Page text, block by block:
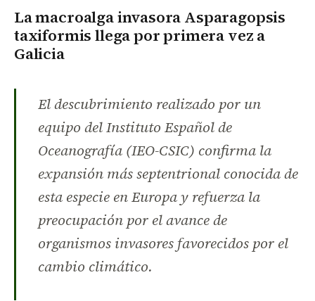
La macroalga invasora Asparagopsis
taxiformis llega por primera vez a
Galicia
El descubrimiento realizado por un
equipo del Instituto Español de
Oceanografía (IEO-CSIC) confirma la
expansión más septentrional conocida de
esta especie en Europa y refuerza la
preocupación por el avance de
organismos invasores favorecidos por el
cambio climático.